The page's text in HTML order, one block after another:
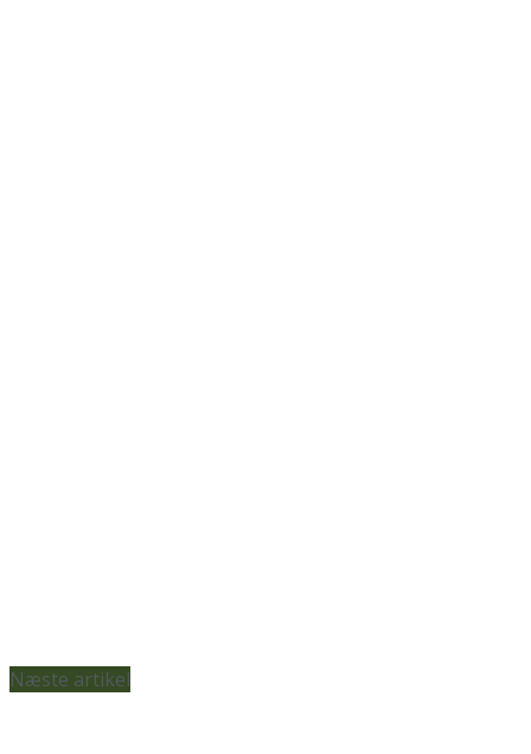
Næste artikel